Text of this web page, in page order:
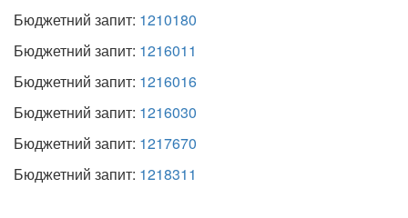
Бюджетний запит: 1210180
Бюджетний запит: 1216011
Бюджетний запит: 1216016
Бюджетний запит: 1216030
Бюджетний запит: 1217670
Бюджетний запит: 1218311